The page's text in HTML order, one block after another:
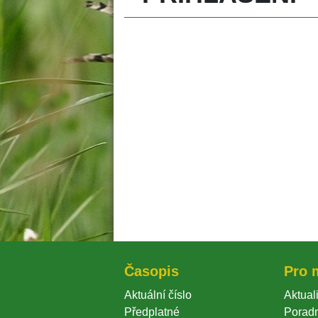
Časopi
Aktuální číslo
Předplatné
Pro